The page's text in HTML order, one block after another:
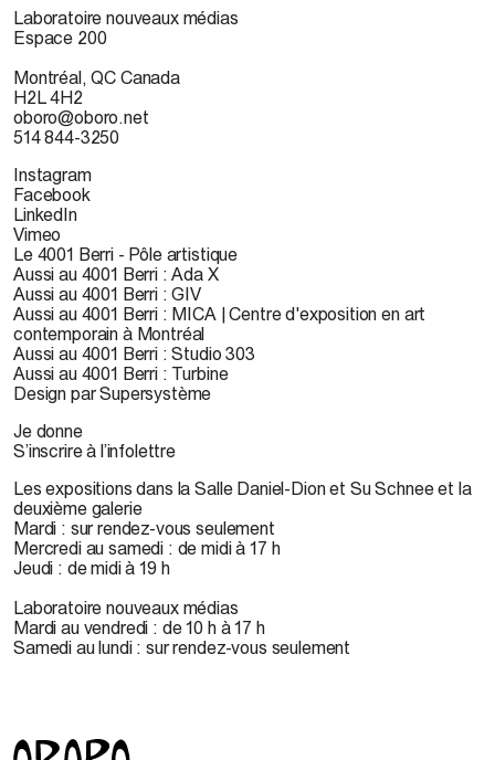
Laboratoire nouveaux médias
Espace 200
Montréal, QC Canada
H2L 4H2
oboro@oboro.net
514 844-3250
Instagram
Facebook
LinkedIn
Vimeo
Le 4001 Berri - Pôle artistique
Aussi au 4001 Berri : Ada X
Aussi au 4001 Berri : GIV
Aussi au 4001 Berri : MICA | Centre d'exposition en art
contemporain à Montréal
Aussi au 4001 Berri : Studio 303
Aussi au 4001 Berri : Turbine
Design par Supersystème
Je donne
S’inscrire à l’infolettre
Les expositions dans la Salle Daniel-Dion et Su Schnee et la
deuxième galerie
Mardi : sur rendez-vous seulement
Mercredi au samedi : de midi à 17 h
Jeudi : de midi à 19 h
Laboratoire nouveaux médias
Mardi au vendredi : de 10 h à 17 h
Samedi au lundi : sur rendez-vous seulement